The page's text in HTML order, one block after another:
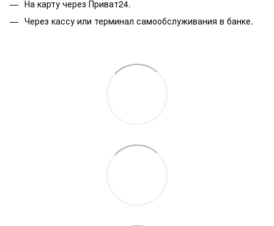
На карту через Приват24.
Через кассу или терминал самообслуживания в банке.